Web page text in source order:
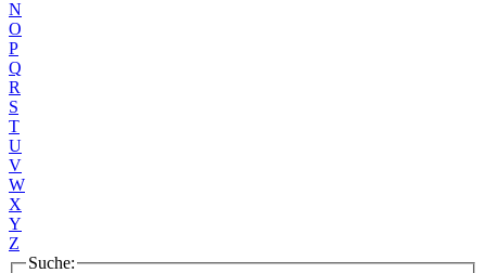
N
O
P
Q
R
S
T
U
V
W
X
Y
Z
Suche: